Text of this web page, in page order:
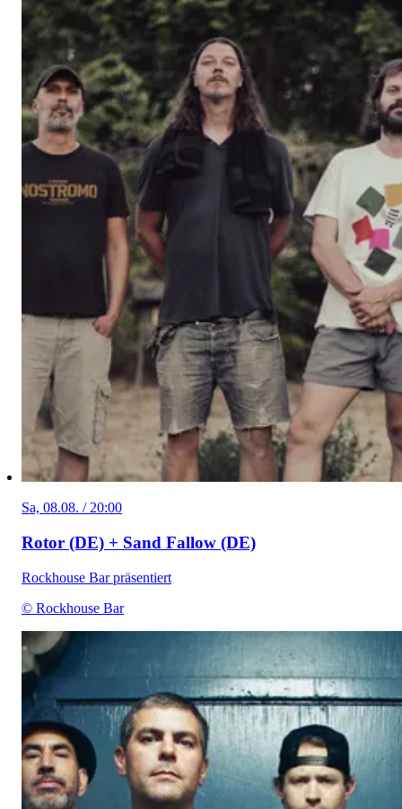
Sa, 08.08. / 20:00
Rotor (DE) + Sand Fallow (DE)
Rockhouse Bar präsentiert
© Rockhouse Bar